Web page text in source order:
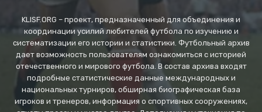
KLISF.ORG – проект, предназначенный для объединения и
координации усилий любителей футбола по изучению и
систематизации его истории и статистики. Футбольный архив
дает возможность пользователям ознакомиться с историей
отечественного и мирового футбола. В состав архива входят
подробные статистические данные международных и
национальных турниров, обширная биографическая база
игроков и тренеров, информация о спортивных сооружениях,